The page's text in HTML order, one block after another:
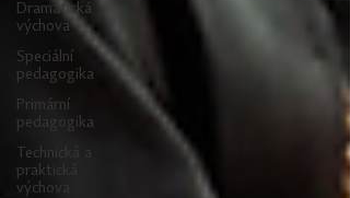
Dramatická
výchova
Speciální
pedagogika
Primární
pedagogika
Technická a
praktická
výchova